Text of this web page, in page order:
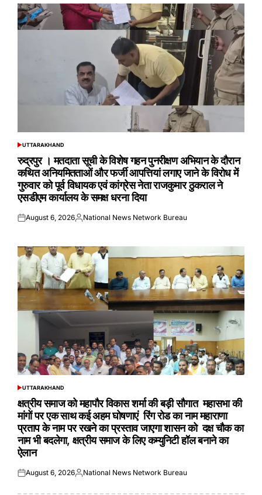
POSTED
UTTARAKHAND
रुद्रपुर । मतदाता सूची के विशेष गहन पुनरीक्षण अभियान के दौरान
कथित अनियमितताओं और फर्जी आपत्तियां लगाए जाने के विरोध में
गुरुवार को पूर्व विधायक एवं कांग्रेस नेता राजकुमार ठुकराल ने
एसडीएम कार्यालय के समक्ष धरना दिया
Posted
August 6, 2026Posted
National News Network Bureau
POSTED
UTTARAKHAND
क्षत्रीय समाज को महापौर विकास शर्मा की बड़ी सौगात महासभा की
मांगों पर एक साथ कई अहम घोषणाएं रिंग रोड का नाम महाराणा
प्रताप के नाम पर रखने का प्रस्ताव जाएगा शासन को दक्ष चौक का
नाम भी बदलेगा, क्षत्रीय समाज के लिए कम्युनिटी हॉल बनाने का
ऐलान
Posted
August 6, 2026Posted
National News Network Bureau